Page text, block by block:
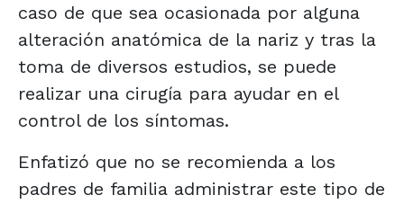
caso de que sea ocasionada por alguna
alteración anatómica de la nariz y tras la
toma de diversos estudios, se puede
realizar una cirugía para ayudar en el
control de los síntomas.
Enfatizó que no se recomienda a los
padres de familia administrar este tipo de